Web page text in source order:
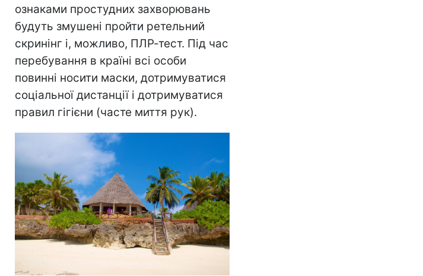
ознаками простудних захворювань
будуть змушені пройти ретельний
скринінг і, можливо, ПЛР-тест. Під час
перебування в країні всі особи
повинні носити маски, дотримуватися
соціальної дистанції і дотримуватися
правил гігієни (часте миття рук).